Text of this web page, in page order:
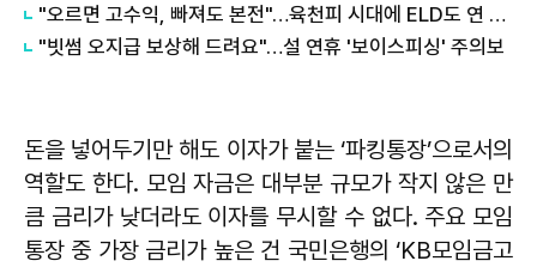
"오르면 고수익, 빠져도 본전"…육천피 시대에 ELD도 연 10%
"빗썸 오지급 보상해 드려요"…설 연휴 '보이스피싱' 주의보
돈을 넣어두기만 해도 이자가 붙는 ‘파킹통장’으로서의
역할도 한다. 모임 자금은 대부분 규모가 작지 않은 만
큼 금리가 낮더라도 이자를 무시할 수 없다. 주요 모임
통장 중 가장 금리가 높은 건 국민은행의 ‘KB모임금고